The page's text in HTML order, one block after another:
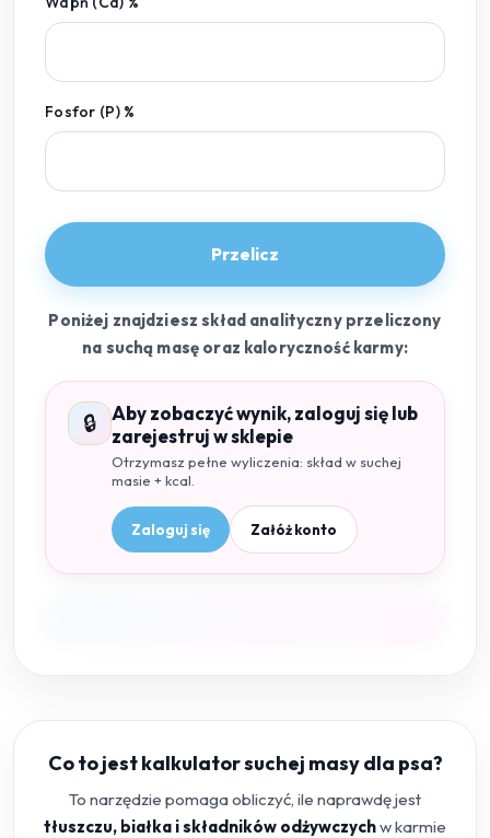
Fosfor (P) %
Przelicz
Poniżej znajdziesz skład analityczny przeliczony
na suchą masę oraz kaloryczność karmy:
🔒
Aby zobaczyć wynik, zaloguj się lub
zarejestruj w sklepie
Otrzymasz pełne wyliczenia: skład w suchej
masie + kcal.
Zaloguj się Załóż konto
Co to jest kalkulator suchej masy dla psa?
To narzędzie pomaga obliczyć, ile naprawdę jest
tłuszczu, białka i składników odżywczychw karmie